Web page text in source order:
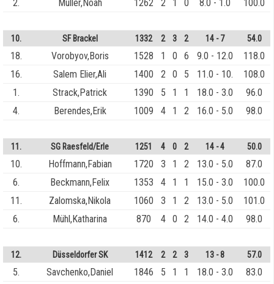
2. Müller,Noah 1262 2 1 0 8.0 - 1.0 100.0
10. SF Brackel 1332 2 3 2 14 - 7 54.0
18. Vorobyov,Boris 1528 1 0 6 9.0 - 12.0
118.0
16.
Salem Elier,Ali 1400 2 0 5 11.0 - 10.
108.0
1.
Strack,Patrick 1390 5 1 1 18.0 - 3.0
96.0
4.
Berendes,Erik 1009 4 1 2 16.0 - 5.0 98.0
11. SG Raesfeld/Erle 1251 4 0 2 14 - 4 50.0
10. Hoffmann,Fabian 1720 3 1 2 13.0 - 5.0
87.0
6.
Beckmann,Felix 1353 4 1 1 15.0 - 3.0
100.0
11.
Zalomska,Nikola 1060 3 1 2 13.0 - 5.0
101.0
6.
Mühl,Katharina 870 4 0 2 14.0 - 4.0 98.0
12. Düsseldorfer SK 1412 2 2 3 13 - 8 57.0
5. Savchenko,Daniel 1846 5 1 1 18.0 - 3.0
83.0